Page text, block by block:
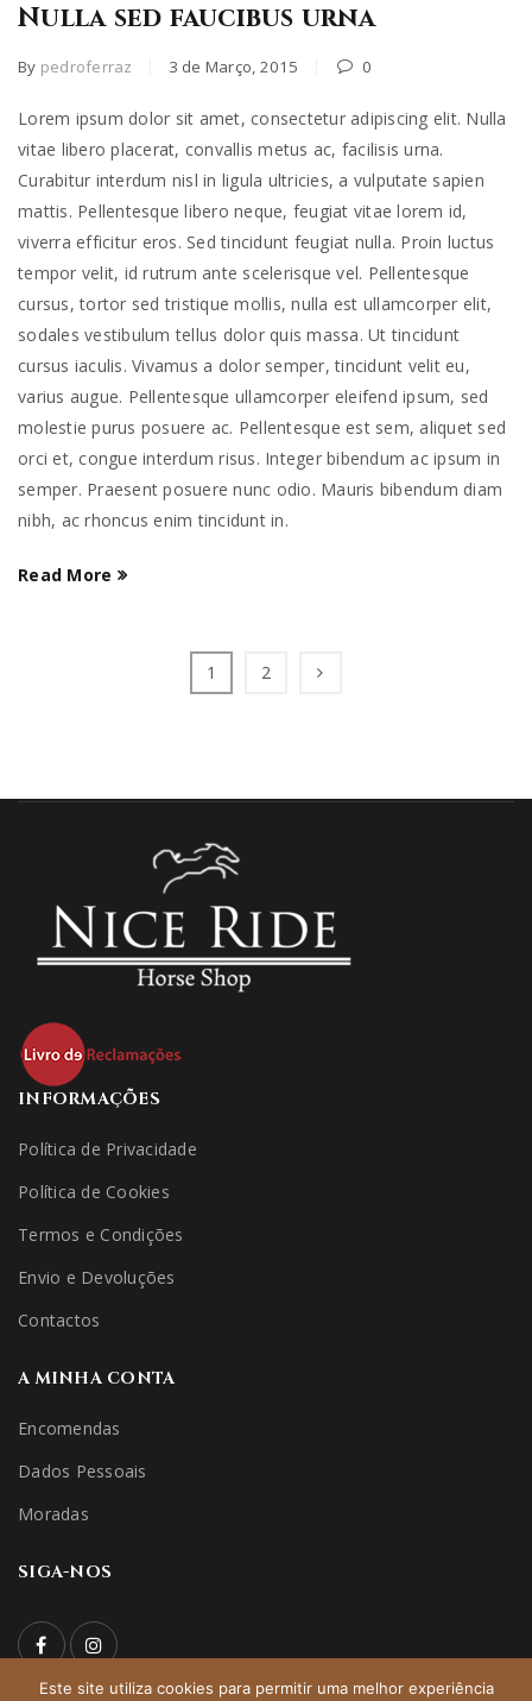
Nulla sed faucibus urna
By pedroferraz 3 de Março, 2015 0
Lorem ipsum dolor sit amet, consectetur adipiscing elit. Nulla
vitae libero placerat, convallis metus ac, facilisis urna.
Curabitur interdum nisl in ligula ultricies, a vulputate sapien
mattis. Pellentesque libero neque, feugiat vitae lorem id,
viverra efficitur eros. Sed tincidunt feugiat nulla. Proin luctus
tempor velit, id rutrum ante scelerisque vel. Pellentesque
cursus, tortor sed tristique mollis, nulla est ullamcorper elit,
sodales vestibulum tellus dolor quis massa. Ut tincidunt
cursus iaculis. Vivamus a dolor semper, tincidunt velit eu,
varius augue. Pellentesque ullamcorper eleifend ipsum, sed
molestie purus posuere ac. Pellentesque est sem, aliquet sed
orci et, congue interdum risus. Integer bibendum ac ipsum in
semper. Praesent posuere nunc odio. Mauris bibendum diam
nibh, ac rhoncus enim tincidunt in.
Read More
1 2
INFORMAÇÕES
Política de Privacidade
Política de Cookies
Termos e Condições
Envio e Devoluções
Contactos
A MINHA CONTA
Encomendas
Dados Pessoais
Moradas
SIGA-NOS
Este site utiliza cookies para permitir uma melhor experiência